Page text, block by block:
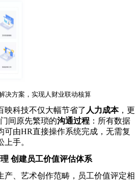
决方案，实现人财业联动核算
映科技不仅大幅节省了 人力成本，更
间原先繁琐的沟通过程 ：所有数据
可由HR直接操作系统完成，无需复
手。
创建员工价值评估体系
产、艺术创作范畴，员工价值评定相